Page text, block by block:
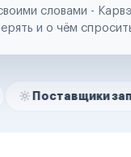
словами -
и о чём
запчастей